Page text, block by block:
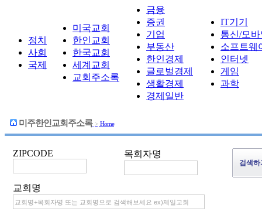
정치
사회
국제
미국교회
한인교회
한국교회
세계교회
교회주소록
금융
증권
기업
부동산
한인경제
글로벌경제
생활경제
경제일반
IT기기
통신/모
소프트웨
인터넷
게임
과학
미주한인교회주소록 > Home
ZIPCODE 목회자명
교회명